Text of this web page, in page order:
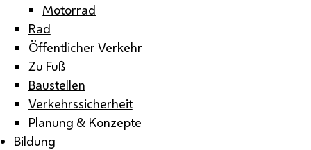
Motorrad
Rad
Öffentlicher Verkehr
Zu Fuß
Baustellen
Verkehrssicherheit
Planung & Konzepte
Bildung